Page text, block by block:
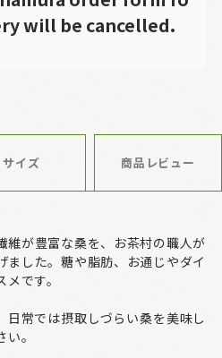
will be cancelled.
サイズ 商品レビュー
維が豊富な桑を、お茶村の職人が
ました。糖や脂肪、お通じやダイ
です。
日常では摂取しづらい桑を美味し
。